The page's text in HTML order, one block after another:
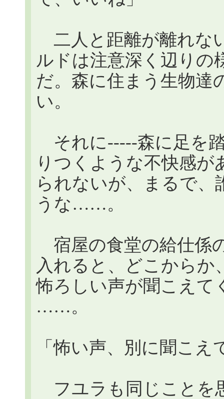
二人と距離が離れな
ルドは注意深く辺りの
だ。森に住まう生物達
い。
それに-----森に足を
りつくような不快感が
られないが、まるで
うな……。
宿屋の食堂の給仕係
入れると、どこから
怖ろしい声が聞こえて
……。
「怖い声、別に聞こ
フユラも同じことを